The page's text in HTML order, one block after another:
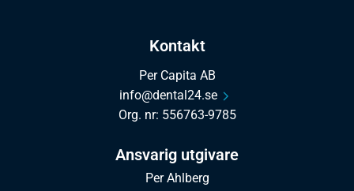
Kontakt
Per Capita AB
info@dental24.se
Org. nr: 556763-9785
Ansvarig utgivare
Per Ahlberg